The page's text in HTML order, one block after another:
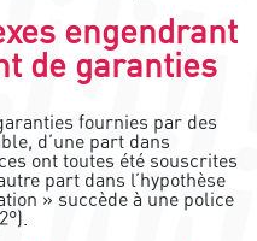
engendrant
de garanties
fournies par des
d’une part dans
ont toutes été souscrites
part dans l’hypothèse
» succède à une police